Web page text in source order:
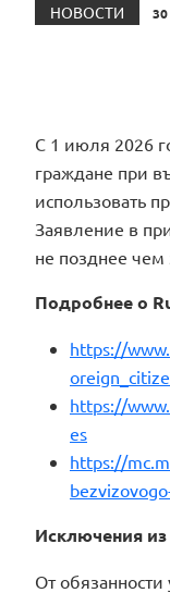
НОВОСТИ
С 1 июля 2026
граждане при
использовать
Заявление в
не позднее чем
Подробнее о
https://
https://
es
https://
Исключения
От